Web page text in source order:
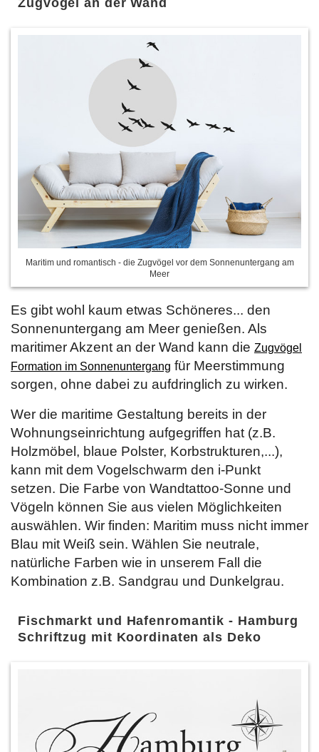
Zugvögel an der Wand
Maritim und romantisch - die Zugvögel vor dem Sonnenuntergang am
Meer
Es gibt wohl kaum etwas Schöneres... den
Sonnenuntergang am Meer genießen. Als
maritimer Akzent an der Wand kann die Zugvögel
Formation im Sonnenuntergang für Meerstimmung
sorgen, ohne dabei zu aufdringlich zu wirken.
Wer die maritime Gestaltung bereits in der
Wohnungseinrichtung aufgegriffen hat (z.B.
Holzmöbel, blaue Polster, Korbstrukturen,...),
kann mit dem Vogelschwarm den i-Punkt
setzen. Die Farbe von Wandtattoo-Sonne und
Vögeln können Sie aus vielen Möglichkeiten
auswählen. Wir finden: Maritim muss nicht immer
Blau mit Weiß sein. Wählen Sie neutrale,
natürliche Farben wie in unserem Fall die
Kombination z.B. Sandgrau und Dunkelgrau.
Fischmarkt und Hafenromantik - Hamburg
Schriftzug mit Koordinaten als Deko